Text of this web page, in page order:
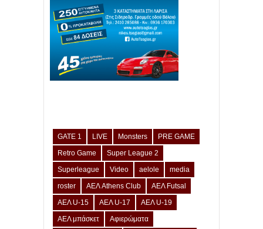
GATE 1 LIVE Monsters
PRE GAME
Retro Game
Super League 2
Superleague
Video aelole
media
roster
ΑΕΛ Athens Club
ΑΕΛ Futsal
ΑΕΛ U-15
ΑΕΛ U-17
ΑΕΛ U-19
ΑΕΛ μπάσκετ
Αφιερώματα